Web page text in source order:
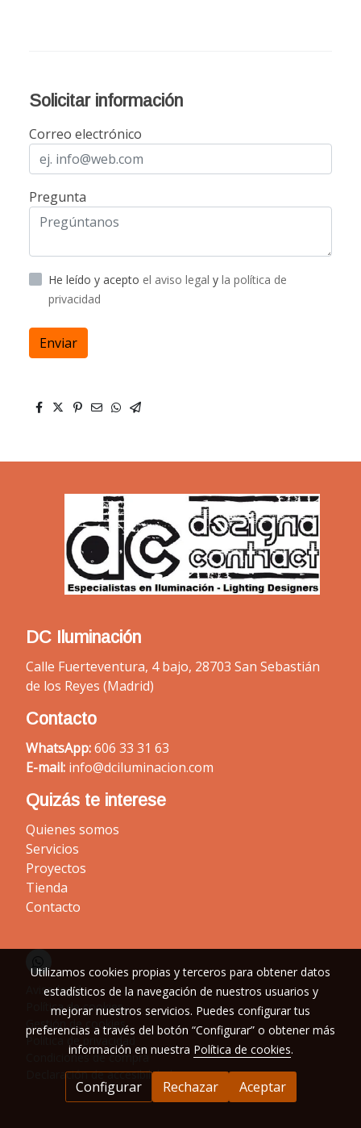
Solicitar información
Correo electrónico
Pregunta
He leído y acepto el aviso legal y la política de
privacidad
Enviar
DC Iluminación
Calle Fuerteventura, 4 bajo, 28703 San Sebastián
de los Reyes (Madrid)
Contacto
WhatsApp:606 33 31 63
E-mail: info@dciluminacion.com
Quizás te interese
Quienes somos
Servicios
Proyectos
Tienda
Contacto
Aviso legal
Política de cookies
Gestión de cookies
Política de privacidad
Condiciones de compra
Declaración de accesibilidad
Utilizamos cookies propias y terceros para obtener datos
estadísticos de la navegación de nuestros usuarios y
mejorar nuestros servicios. Puedes configurar tus
preferencias a través del botón “Configurar” o obtener más
información en nuestra Política de cookies.
Configurar Rechazar Aceptar